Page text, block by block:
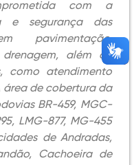
com a
e segurança das
pavimentação,
além de
como atendimento
de cobertura da
BR-459, MGC-
LMG-877, MG-455
de Andradas,
Cachoeira de